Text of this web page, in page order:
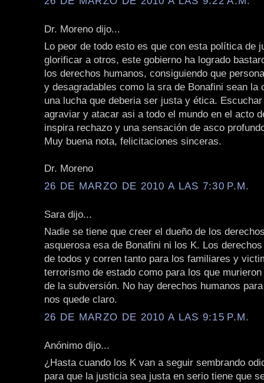
Dr. Moreno dijo...
Lo peor de todo esto es que con esta política de
glorificar a otros, este gobierno ha logrado
los derechos humanos, consiguiendo que
y desagradables como la sra de Bonafini sean la
una lucha que deberia ser justa y ética.
agraviar y atacar asi a todo el mundo en el acto
inspira rechazo y una sensación de asco
Muy buena nota, felicitaciones sinceras.
Dr. Moreno
26 DE MARZO DE 2010 A LAS 7:30 P.M.
Sara dijo...
Nadie se tiene que creer el dueño de los
asquerosa esa de Bonafini ni los K. Los
de todos y corren tanto para los familiares y
terrorismo de estado como para los que
de la subversión. No hay derechos humanos
nos quede claro.
26 DE MARZO DE 2010 A LAS 9:15 P.M.
Anónimo dijo...
¿Hasta cuando los K van a seguir sembrando
para que la justicia sea justa en serio tiene que